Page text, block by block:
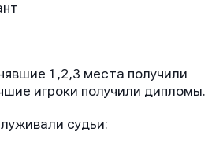
1,2,3 места получили
игроки получили дипломы.
судьи: